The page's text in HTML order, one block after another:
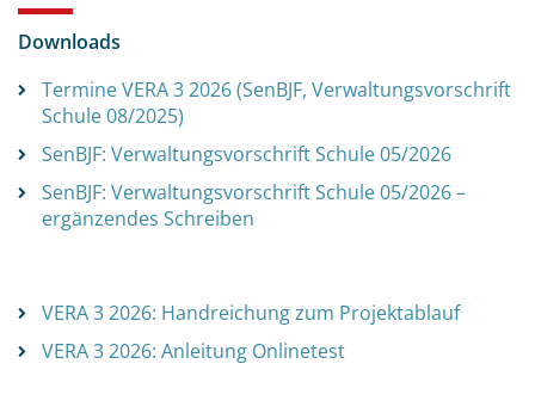
Downloads
Termine VERA 3 2026 (SenBJF, Verwaltungsvorschrift
Schule 08/2025)
SenBJF: Verwaltungsvorschrift Schule 05/2026
SenBJF: Verwaltungsvorschrift Schule 05/2026 –
ergänzendes Schreiben
VERA 3 2026: Handreichung zum Projektablauf
VERA 3 2026: Anleitung Onlinetest